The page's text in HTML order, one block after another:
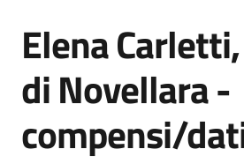
Vivere
l'Unione
Elena
di Novellara -
compensi/